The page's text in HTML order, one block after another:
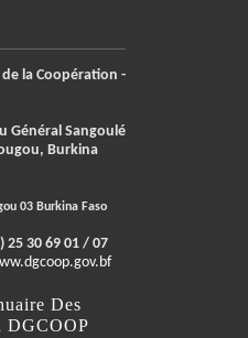
la Coopération -
Général Sangoulé
Burkina
03 Burkina Faso
25 30 69 01 / 07
Des
DGCOOP